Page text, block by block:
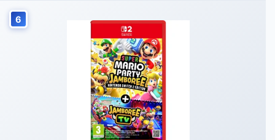
6